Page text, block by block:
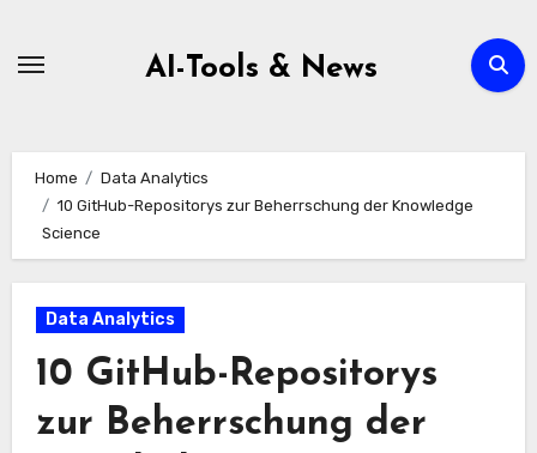
AI-Tools & News
Home
Data Analytics
10 GitHub-Repositorys zur Beherrschung der Knowledge
Science
Data Analytics
10 GitHub-Repositorys
zur Beherrschung der